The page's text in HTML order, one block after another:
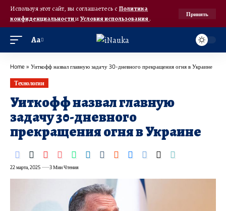
Используя этот сайт, вы соглашаетесь с Политика
конфиденциальностииУсловия использования.
Принять
Аа
Home » Уиткофф назвал главную задачу 30-дневного прекращения огня в Украине
Технологии
Уиткофф назвал главную
задачу 30-дневного
прекращения огня в Украине
22 марта, 2025 3 Мин Чтения